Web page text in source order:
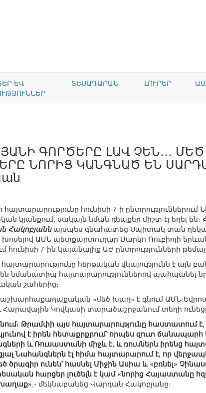
ԵՎ
ՏԵՍԱԴԱՐԱՆ ԼՈՒՐԵՐ
ԳՈՐԾԵՐԸ ԼԱՎ ՉԵՆ…
ՆՈՐԻՑ ԿԱՆԳՆԱԾ ԵՆ
հունիսի 7-ի ընտրություններում
կյանքում, սակայն նման դեպքեր միշտ էլ եղել են։
Հակոբյաննայսպես գնահատեց Սպիտակ տան
խոսելով ԱՄՆ պետքարտուղար Մարկո Ռուբիոյի
7-ին կայանալիք ԱԺ ընտրությունների թեմայի
հերթական վկայությունն է այն
են նմանատիպ հայտարարություններով պահպանել
շահերից։
աշխարհաքաղաքական «մեծ խաղ» է գնում ԱՄՆ-
Հարավային Կովկասի տարածաշրջանում տեղի
Թրամփի այս հայտարարությունը հաստատում
է իրեն հետաքրքրում՝ որպես զուտ ճանապարհ
և Ռուսաստանի միջև է, և ռուսներն իրենց
Նահանգներն էլ հիմա հայտարարում է, որ
ունեն՝ հասնել Միջին Ասիա և «բռնել»
հարցեր լուծելն է կամ «նորից Հայաստանը հզոր
խաղաք»,- մեկնաբանեց Վարդան Հակոբյանը։